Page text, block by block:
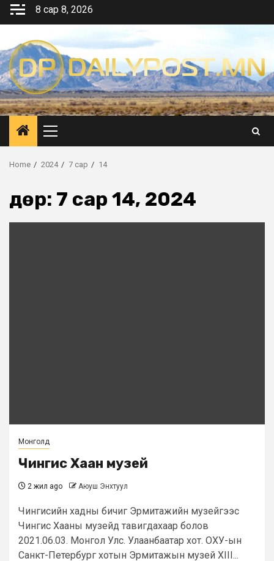
Skip
8 сар 8, 2026
Primary
Menu
Home 2024 7 сар 14
Өдөр: 7 сар 14, 2024
Монголд
Чингис Хаан музей
2 жил ago Аюуш Энхтуул
Чингисийн хадны бичиг Эрмитажийн музейгээс
Чингис Хааны музейд тавигдахаар болов
2021.06.03. Монгол Улс. Улаанбаатар хот. ОХУ-ын
Санкт-Петербург хотын Эрмитажын музей XIII...